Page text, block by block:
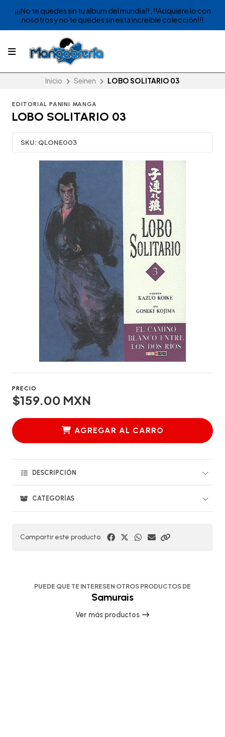
¡¡¡No te quedes sin tu album del mundia!! , !!Adquiere lo con
nosotros y no te quedes sin esta increible colección!!!
Inicio Seinen LOBO SOLITARIO 03
EDITORIAL PANINI MANGA
LOBO SOLITARIO 03
SKU: QLONE003
PRECIO
$159.00 MXN
AGREGAR AL CARRO
DESCRIPCIÓN
CATEGORÍAS
Compartir este producto
PUEDE QUE TE INTERESEN OTROS PRODUCTOS DE
Samurais
Ver más productos